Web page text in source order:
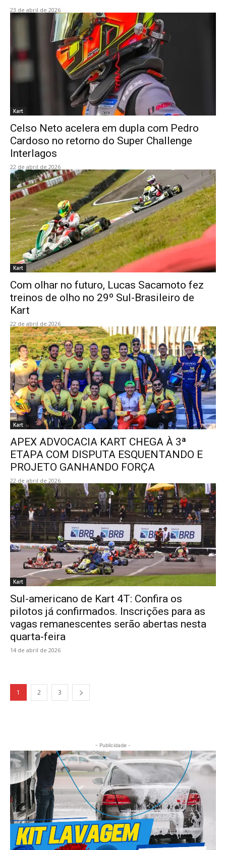
23 de abril de 2026
Kart
Celso Neto acelera em dupla com Pedro
Cardoso no retorno do Super Challenge
Interlagos
22 de abril de 2026
Kart
Com olhar no futuro, Lucas Sacamoto fez
treinos de olho no 29º Sul-Brasileiro de
Kart
22 de abril de 2026
Kart
APEX ADVOCACIA KART CHEGA À 3ª
ETAPA COM DISPUTA ESQUENTANDO E
PROJETO GANHANDO FORÇA
22 de abril de 2026
Kart
Sul-americano de Kart 4T: Confira os
pilotos já confirmados. Inscrições para as
vagas remanescentes serão abertas nesta
quarta-feira
14 de abril de 2026
1 2 3
- Publicidade -